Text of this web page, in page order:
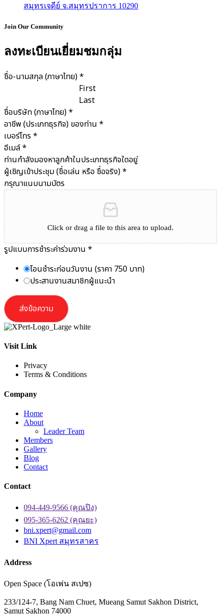
สมุทรเจดีย์ จ.สมุทรปราการ 10290
Join Our Community
ลงทะเบียนเยี่ยมชมกลุ่ม
ชื่อ-นามสกุล (ภาษาไทย)*
First
Last
ชื่อบริษัท (ภาษาไทย)*
อาชีพ (ประเภทธุรกิจ) ของท่าน *
เบอร์โทร *
อีเมล์*
ท่านกำลังมองหาลูกค้าในประเภทธุรกิจใดอยู่
ผู้เชิญเข้าประชุม (ชื่อเล่น หรือ ชื่อจริง)*
กรุณาแนบนามบัตร
Click or drag a file to this area to upload.
รูปแบบการชำระค่าร่วมงาน *
โอนชำระก่อนวันงาน (ราคา 750 บาท)
ประสานงานสมาชิกผู้แนะนำ
ส่งข้อความ
Visit Link
Privacy
Terms & Conditions
Company
Home
About
Leader Team
Members
Gallery
Blog
Contact
Contact
094-449-9566 (คุณปิง)
095-365-6262 (คุณยะ)
bni.xpert@gmail.com
BNI Xpert สมุทรสาคร
Address
Open Space (โอเพ่น สเปซ)
233/124-7, Bang Nam Chuet, Mueang Samut Sakhon District,
Samut Sakhon 74000